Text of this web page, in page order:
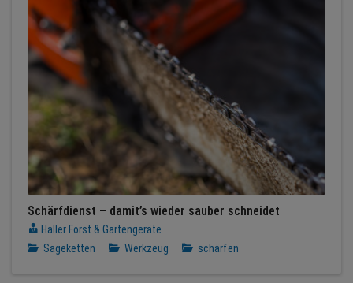
Schärfdienst – damit’s wieder sauber schneidet
Haller Forst & Gartengeräte
Sägeketten
Werkzeug schärfen